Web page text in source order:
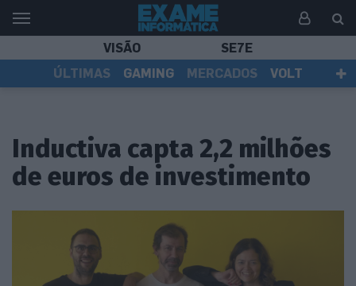
VISÃO
SE7E
ÚLTIMAS
GAMING MERCADOS
VOLT
Inductiva capta 2,2 milhões
de euros de investimento